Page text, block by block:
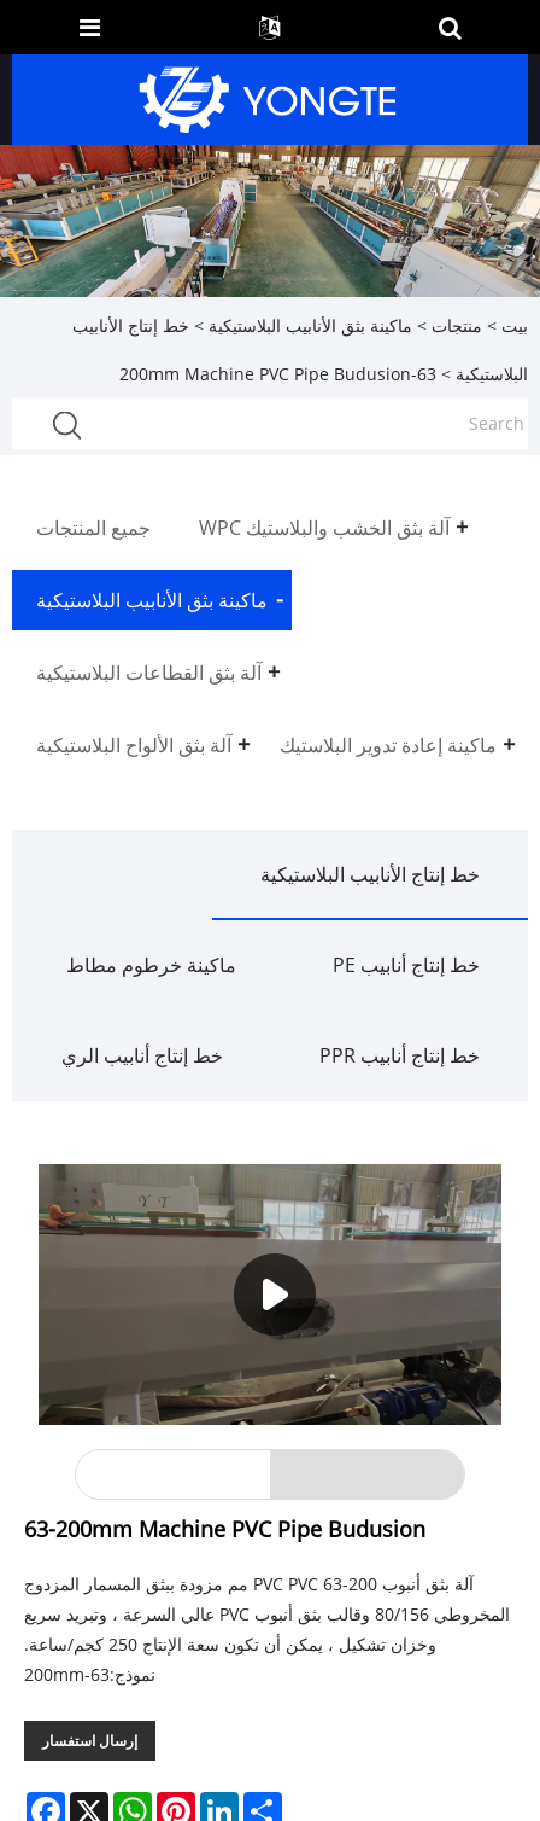
بيت > منتجات > ماكينة بثق الأنابيب البلاستيكية > خط إنتاج الأنابيب
البلاستيكية > 63-200mm Machine PVC Pipe Budusion
جميع المنتجات آلة بثق الخشب والبلاستيك WPC
ماكينة بثق الأنابيب البلاستيكية
آلة بثق القطاعات البلاستيكية
آلة بثق الألواح البلاستيكية ماكينة إعادة تدوير البلاستيك
خط إنتاج الأنابيب البلاستيكية
خط إنتاج أنابيب PE ماكينة خرطوم مطاط
خط إنتاج أنابيب PPR خط إنتاج أنابيب الري
63-200mm Machine PVC Pipe Budusion
آلة بثق أنبوب PVC PVC 63-200 مم مزودة ببثق المسمار المزدوج
المخروطي 80/156 وقالب بثق أنبوب PVC عالي السرعة ، وتبريد سريع
وخزان تشكيل ، يمكن أن تكون سعة الإنتاج 250 كجم/ساعة.
نموذج:63-200mm
إرسال استفسار
X
WhatsAppPinterestLinkedInShare